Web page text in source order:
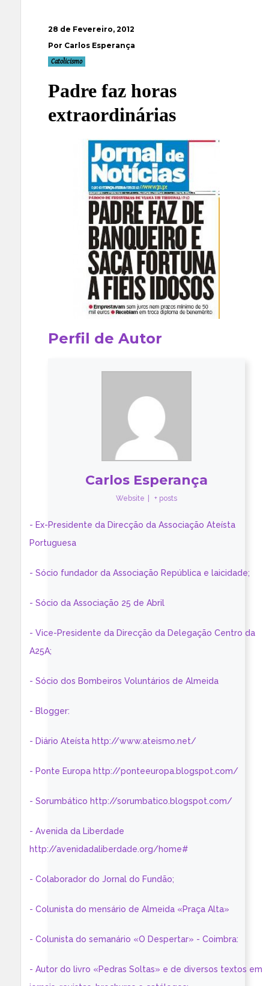
28 de Fevereiro, 2012
Por Carlos Esperança
Catolicismo
Padre faz horas
extraordinárias
Perfil de Autor
Carlos Esperança
Website + posts
- Ex-Presidente da Direcção da Associação Ateísta
Portuguesa
- Sócio fundador da Associação República e laicidade;
- Sócio da Associação 25 de Abril
- Vice-Presidente da Direcção da Delegação Centro da
A25A;
- Sócio dos Bombeiros Voluntários de Almeida
- Blogger:
- Diário Ateísta http://www.ateismo.net/
- Ponte Europa http://ponteeuropa.blogspot.com/
- Sorumbático http://sorumbatico.blogspot.com/
- Avenida da Liberdade
http://avenidadaliberdade.org/home#
- Colaborador do Jornal do Fundão;
- Colunista do mensário de Almeida «Praça Alta»
- Colunista do semanário «O Despertar» - Coimbra:
- Autor do livro «Pedras Soltas» e de diversos textos em